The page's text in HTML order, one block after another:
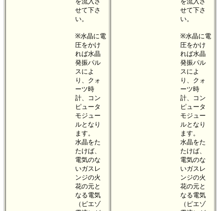
せて下さ
い。
※水晶に電
圧をかけ
れば水晶
発振パル
スによ
り、クォ
ーツ時
計、コン
ピュータ
モジュー
ルとなり
ます。
水晶をた
たけば、
電気のな
いガスレ
ンジの火
花の元と
なる電気
（ピエゾ
せて下さ
い。
※水晶に電
圧をかけ
れば水晶
発振パル
スによ
り、クォ
ーツ時
計、コン
ピュータ
モジュー
ルとなり
ます。
水晶をた
たけば、
電気のな
いガスレ
ンジの火
花の元と
なる電気
（ピエゾ